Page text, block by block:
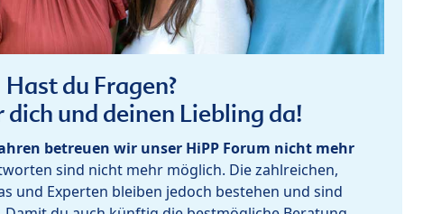
Hast du Fragen?
und deinen Liebling da!
betreuen wir unser HiPP Forum nicht mehr
sind nicht mehr möglich. Die zahlreichen,
und Experten bleiben jedoch bestehen und sind